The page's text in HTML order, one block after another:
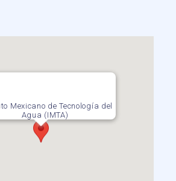
Mexicano de Tecnología del
Agua (IMTA)